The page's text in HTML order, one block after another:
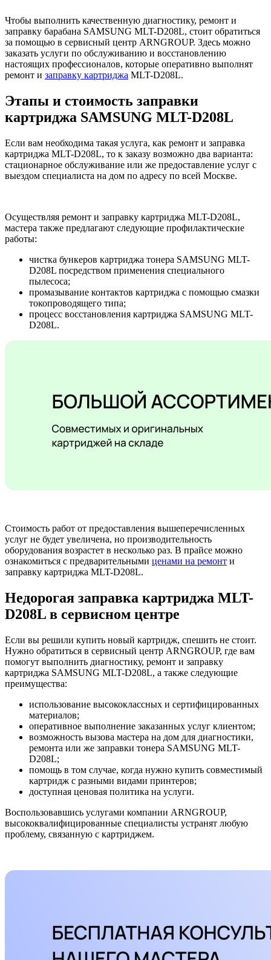
Чтобы выполнить качественную диагностику, ремонт и
заправку барабана SAMSUNG MLT-D208L, стоит обратиться
за помощью в сервисный центр ARNGROUP. Здесь можно
заказать услуги по обслуживанию и восстановлению
настоящих профессионалов, которые оперативно выполнят
ремонт и заправку картриджа MLT-D208L.
Этапы и стоимость заправки
картриджа SAMSUNG MLT-D208L
Если вам необходима такая услуга, как ремонт и заправка
картриджа MLT-D208L, то к заказу возможно два варианта:
стационарное обслуживание или же предоставление услуг с
выездом специалиста на дом по адресу по всей Москве.
Осуществляя ремонт и заправку картриджа MLT-D208L,
мастера также предлагают следующие профилактические
работы:
чистка бункеров картриджа тонера SAMSUNG MLT-
D208L посредством применения специального
пылесоса;
промазывание контактов картриджа с помощью смазки
токопроводящего типа;
процесс восстановления картриджа SAMSUNG MLT-
D208L.
Стоимость работ от предоставления вышеперечисленных
услуг не будет увеличена, но производительность
оборудования возрастет в несколько раз. В прайсе можно
ознакомиться с предварительными ценами на ремонт и
заправку картриджа MLT-D208L.
Недорогая заправка картриджа MLT-
D208L в сервисном центре
Если вы решили купить новый картридж, спешить не стоит.
Нужно обратиться в сервисный центр ARNGROUP, где вам
помогут выполнить диагностику, ремонт и заправку
картриджа SAMSUNG MLT-D208L, а также следующие
преимущества:
использование высококлассных и сертифицированных
материалов;
оперативное выполнение заказанных услуг клиентом;
возможность вызова мастера на дом для диагностики,
ремонта или же заправки тонера SAMSUNG MLT-
D208L;
помощь в том случае, когда нужно купить совместимый
картридж с разными видами принтеров;
доступная ценовая политика на услуги.
Воспользовавшись услугами компании ARNGROUP,
высококвалифицированные специалисты устранят любую
проблему, связанную с картриджем.